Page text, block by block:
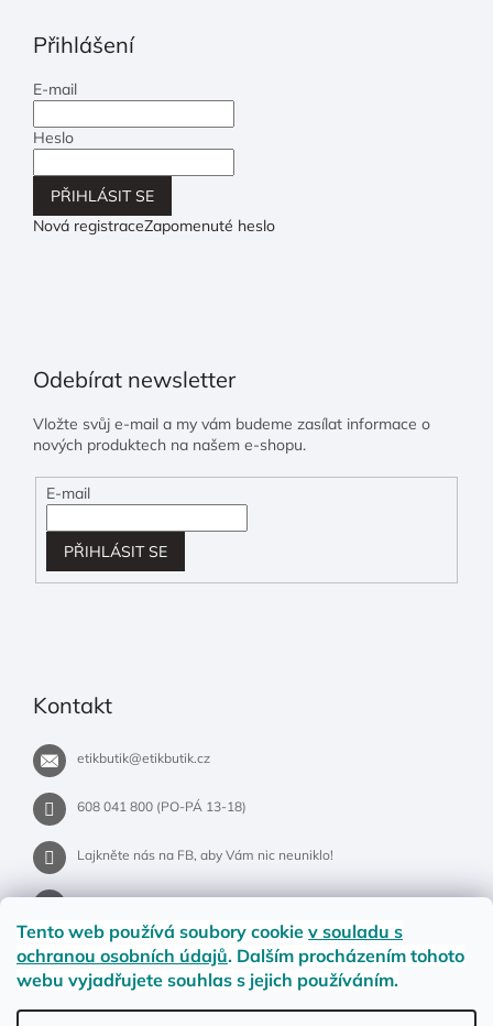
Tento web používá soubory cookie v souladu s
ochranou osobních údajů. Dalším procházením tohoto
webu vyjadřujete souhlas s jejich používáním.
Přihlášení
E-mail
Heslo
PŘIHLÁSIT SE
Nová registraceZapomenuté heslo
Odebírat newsletter
Vložte svůj e-mail a my vám budeme zasílat informace o
nových produktech na našem e-shopu.
E-mail
PŘIHLÁSIT SE
Kontakt
etikbutik@etikbutik.cz
608 041 800 (PO-PÁ 13-18)
Lajkněte nás na FB, aby Vám nic neuniklo!